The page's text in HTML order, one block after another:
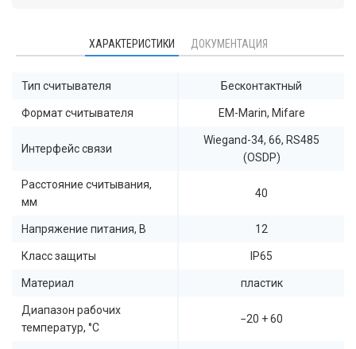
ХАРАКТЕРИСТИКИ ДОКУМЕНТАЦИЯ
Тип считывателя Бесконтактный
Формат считывателя EM-Marin, Mifare
Интерфейс связи
Wiegand-34, 66, RS485
(OSDP)
Расстояние считывания,
мм
40
Напряжение питания, В 12
Класс защиты IP65
Материал пластик
Диапазон рабочих
температур, °C
−20 + 60